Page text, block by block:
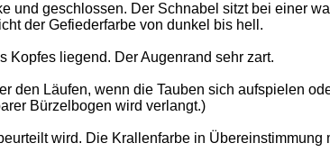
und geschlossen. Der Schnabel sitzt bei einer
der Gefiederfarbe von dunkel bis hell.
Kopfes liegend. Der Augenrand sehr zart.
den Läufen, wenn die Tauben sich aufspielen
Bürzelbogen wird verlangt.)
wird. Die Krallenfarbe in